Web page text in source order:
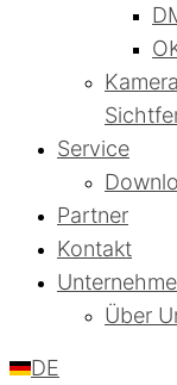
Service
Partner
Kontakt
Über
DE